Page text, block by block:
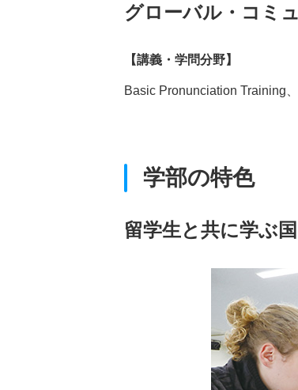
グローバル・コミ
【講義・学問分野】
Basic Pronunciation Training
学部の特色
留学生と共に学ぶ